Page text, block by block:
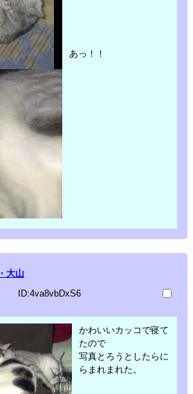
あっ！！
大山
ID:4va8vbDxS6
かわいいカッコで寝て
たので
写真とろうとしたらに
らまれまれた。